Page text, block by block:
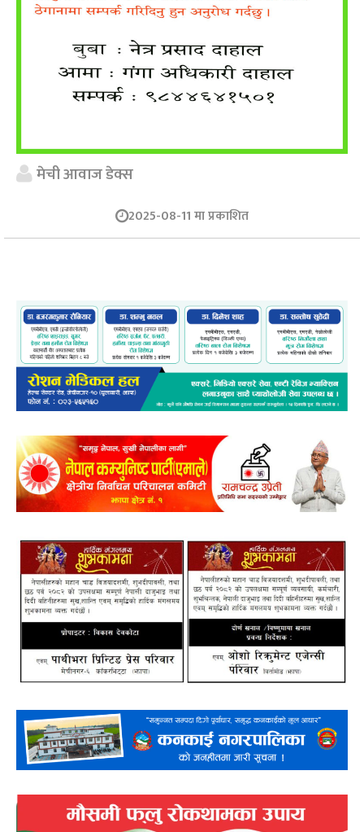
मेची आवाज डेक्स
2025-08-11 मा प्रकाशित